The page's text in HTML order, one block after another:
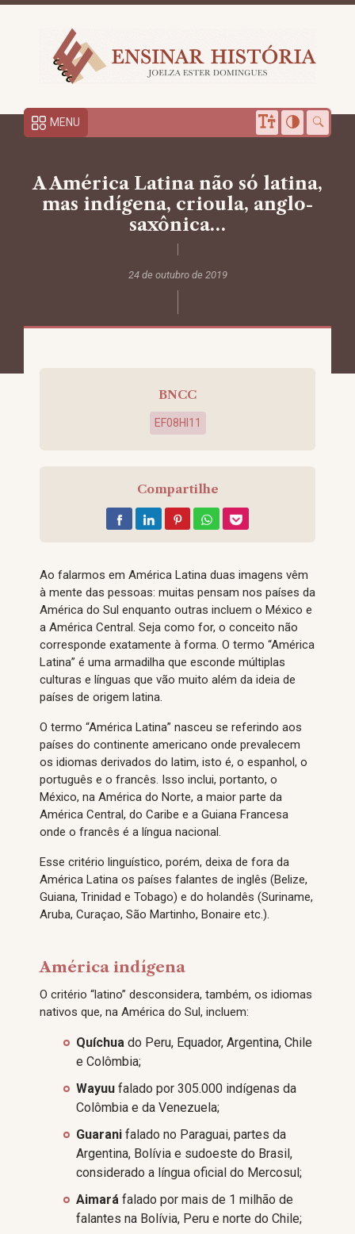
MENU
A América Latina não só latina,
mas indígena, crioula, anglo-
saxônica…
24 de outubro de 2019
BNCC
EF08HI11
Compartilhe
Ao falarmos em América Latina duas imagens vêm
à mente das pessoas: muitas pensam nos países da
América do Sul enquanto outras incluem o México e
a América Central. Seja como for, o conceito não
corresponde exatamente à forma. O termo “América
Latina” é uma armadilha que esconde múltiplas
culturas e línguas que vão muito além da ideia de
países de origem latina.
O termo “América Latina” nasceu se referindo aos
países do continente americano onde prevalecem
os idiomas derivados do latim, isto é, o espanhol, o
português e o francês. Isso inclui, portanto, o
México, na América do Norte, a maior parte da
América Central, do Caribe e a Guiana Francesa
onde o francês é a língua nacional.
Esse critério linguístico, porém, deixa de fora da
América Latina os países falantes de inglês (Belize,
Guiana, Trinidad e Tobago) e do holandês (Suriname,
Aruba, Curaçao, São Martinho, Bonaire etc.).
América indígena
O critério “latino” desconsidera, também, os idiomas
nativos que, na América do Sul, incluem:
Quíchua do Peru, Equador, Argentina, Chile
e Colômbia;
Wayuu falado por 305.000 indígenas da
Colômbia e da Venezuela;
Guarani falado no Paraguai, partes da
Argentina, Bolívia e sudoeste do Brasil,
considerado a língua oficial do Mercosul;
Aimará falado por mais de 1 milhão de
falantes na Bolívia, Peru e norte do Chile;